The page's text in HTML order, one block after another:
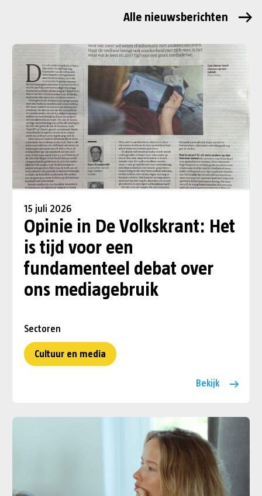
Alle nieuwsberichten
15 juli 2026
Opinie in De Volkskrant: Het
is tijd voor een
fundamenteel debat over
ons mediagebruik
Sectoren
Cultuur en media
Bekijk